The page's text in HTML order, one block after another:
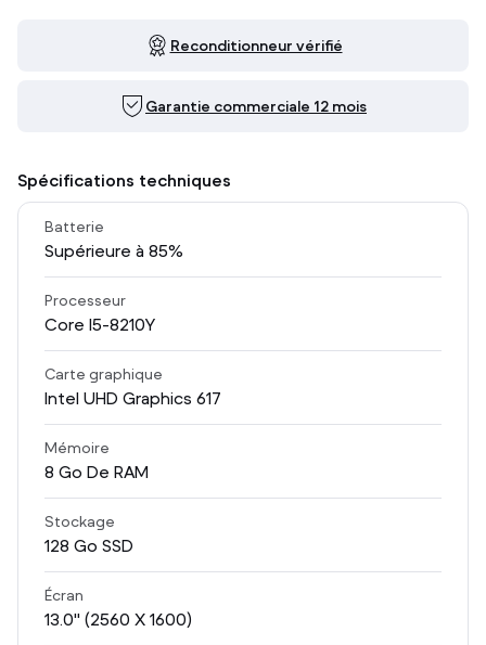
Reconditionneur vérifié
Garantie commerciale 12 mois
Spécifications techniques
Batterie
Supérieure à 85%
Processeur
Core I5-8210Y
Carte graphique
Intel UHD Graphics 617
Mémoire
8 Go De RAM
Stockage
128 Go SSD
Écran
13.0" (2560 X 1600)